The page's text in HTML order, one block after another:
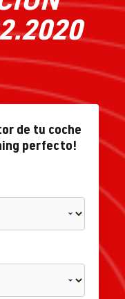
de tu coche
perfecto!